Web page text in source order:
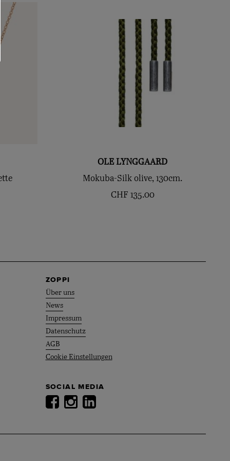
OLE LYNGGAARD
Mokuba-Silk olive, 130cm.
CHF 135.00
ZOPPI
Über uns
News
Impressum
Datenschutz
AGB
Cookie Einstellungen
SOCIAL MEDIA